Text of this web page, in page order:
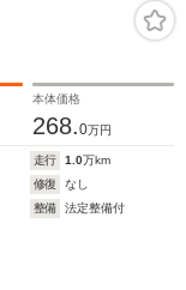
本体価格
268.0万円
走行 1.0万km
修復
なし
整備
法定整備付